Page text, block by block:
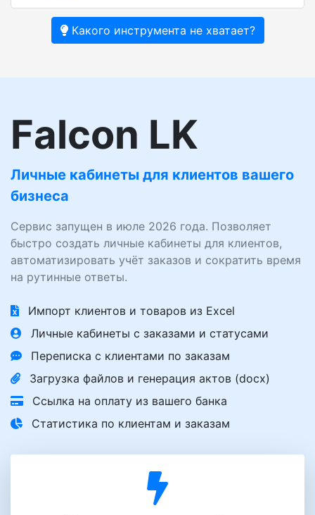
Какого инструмента не хватает?
Falcon LK
Личные кабинеты для клиентов вашего
бизнеса
Сервис запущен в июле 2026 года. Позволяет
быстро создать личные кабинеты для клиентов,
автоматизировать учёт заказов и сократить время
на рутинные ответы.
Импорт клиентов и товаров из Excel
Личные кабинеты с заказами и статусами
Переписка с клиентами по заказам
Загрузка файлов и генерация актов (docx)
Ссылка на оплату из вашего банка
Статистика по клиентам и заказам